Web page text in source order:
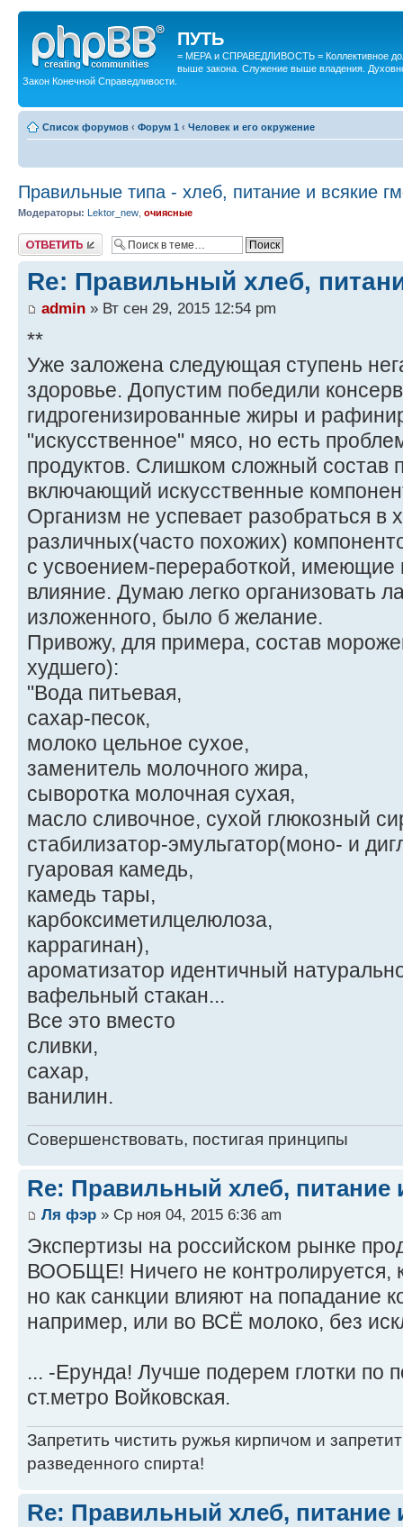
ПУТЬ
= МЕРА и СПРАВЕДЛИВОСТЬ = Коллективное
выше закона. Служение выше владения.
Закон Конечной Справедливости.
Список форумов ‹ Форум 1 ‹ Человек и его окружение
Правильные типа - хлеб, питание и всякие
Модераторы: Lektor_new очиясные
Ответить
Re: Правильный хлеб,
admin » Вт сен 29, 2015 12:54 pm
**
Уже заложена следующая ступень
здоровье. Допустим победили
гидрогенизированные жиры и
"искусственное" мясо, но есть
продуктов. Слишком сложный состав
включающий искусственные
Организм не успевает разобраться в
различных(часто похожих)
с усвоением-переработкой, имеющие
влияние. Думаю легко организовать
изложенного, было б желание.
Привожу, для примера, состав
худшего):
"Вода питьевая,
сахар-песок,
молоко цельное сухое,
заменитель молочного жира,
сыворотка молочная сухая,
масло сливочное, сухой глюкозный
стабилизатор-эмульгатор(моно- и
гуаровая камедь,
камедь тары,
карбоксиметилцелюлоза,
каррагинан),
ароматизатор идентичный
вафельный стакан...
Все это вместо
сливки,
сахар,
ванилин.
Совершенствовать, постигая принципы
Re: Правильный хлеб, питание
Ля фэр » Ср ноя 04, 2015 6:36 am
Экспертизы на российском рынке
ВООБЩЕ! Ничего не контролируется,
но как санкции влияют на попадание
например, или во ВСЁ молоко, без
... -Ерунда! Лучше подерем глотки по
ст.метро Войковская.
Запретить чистить ружья кирпичом и
разведенного спирта!
Re: Правильный хлеб, питание